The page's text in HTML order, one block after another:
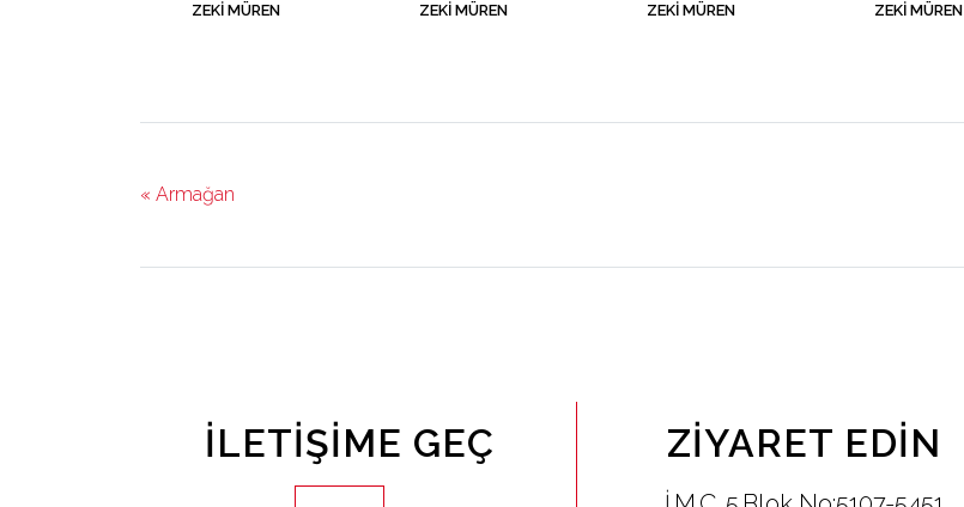
ZEKI MÜREN
ZEKI MÜREN
ZEKI MÜREN
ZEKI MÜREN
« Armağan
İLETIŞIME GEÇ ZIYARET EDIN